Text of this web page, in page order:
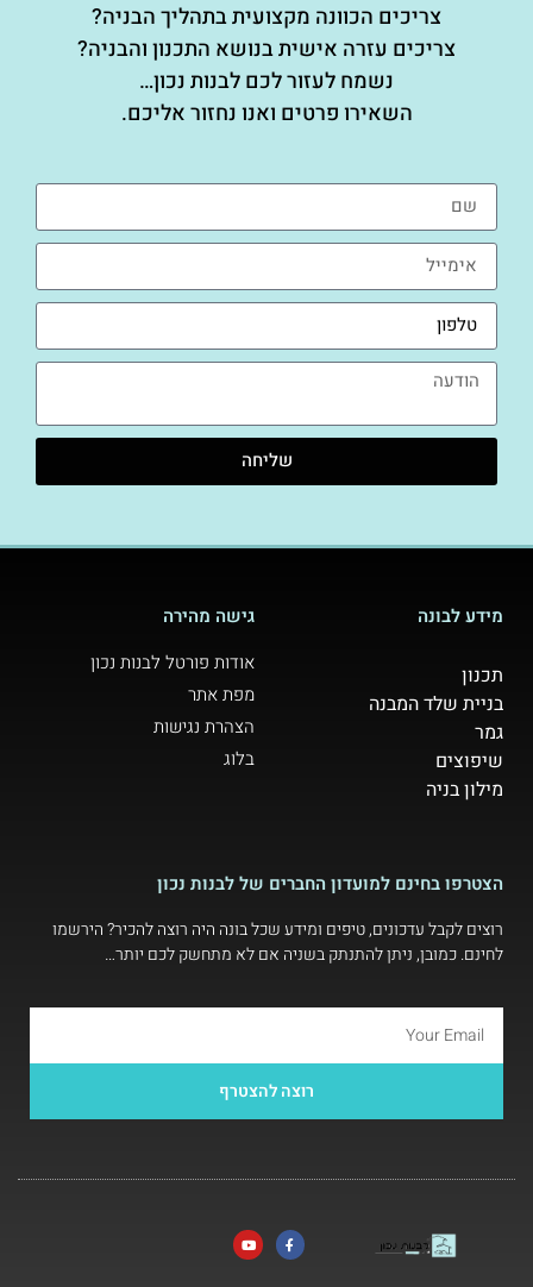
צריכים הכוונה מקצועית בתהליך הבניה?
צריכים עזרה אישית בנושא התכנון והבניה?
נשמח לעזור לכם לבנות נכון…
השאירו פרטים ואנו נחזור אליכם.
שליחה
מידע לבונה
תכנון
בניית שלד המבנה
גמר
שיפוצים
מילון בניה
גישה מהירה
אודות פורטל לבנות נכון
מפת אתר
הצהרת נגישות
בלוג
הצטרפו בחינם למועדון החברים של לבנות נכון
רוצים לקבל עדכונים, טיפים ומידע שכל בונה היה רוצה להכיר? הירשמו
לחינם. כמובן, ניתן להתנתק בשניה אם לא מתחשק לכם יותר…
רוצה להצטרף